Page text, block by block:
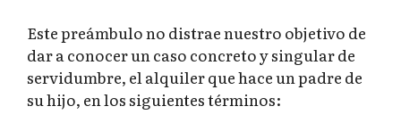
Este preámbulo no distrae nuestro objetivo de
dar a conocer un caso concreto y singular de
servidumbre, el alquiler que hace un padre de
su hijo, en los siguientes términos: